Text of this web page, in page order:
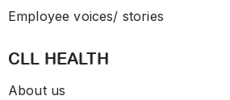
Employee voices/ stories
CLL HEALTH
About us